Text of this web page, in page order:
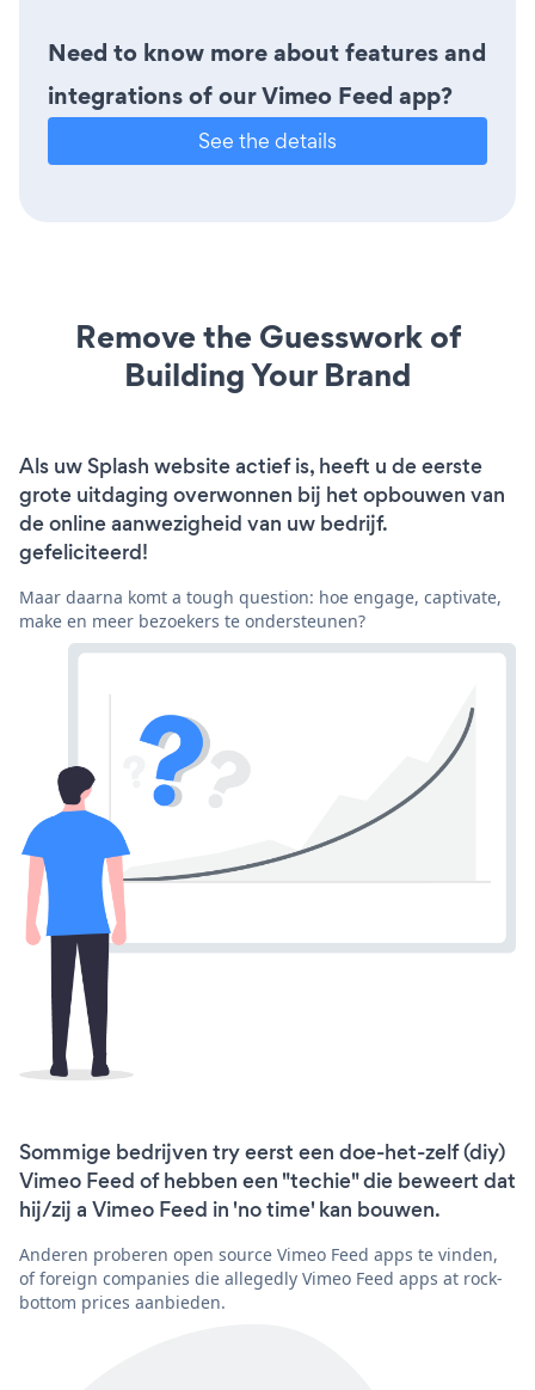
Need to know more about features and
integrations of our Vimeo Feed app?
See the details
Remove the Guesswork of
Building Your Brand
Als uw Splash website actief is, heeft u de eerste
grote uitdaging overwonnen bij het opbouwen van
de online aanwezigheid van uw bedrijf.
gefeliciteerd!
Maar daarna komt a tough question: hoe engage, captivate,
make en meer bezoekers te ondersteunen?
Sommige bedrijven try eerst een doe-het-zelf (diy)
Vimeo Feed of hebben een "techie" die beweert dat
hij/zij a Vimeo Feed in 'no time' kan bouwen.
Anderen proberen open source Vimeo Feed apps te vinden,
of foreign companies die allegedly Vimeo Feed apps at rock-
bottom prices aanbieden.